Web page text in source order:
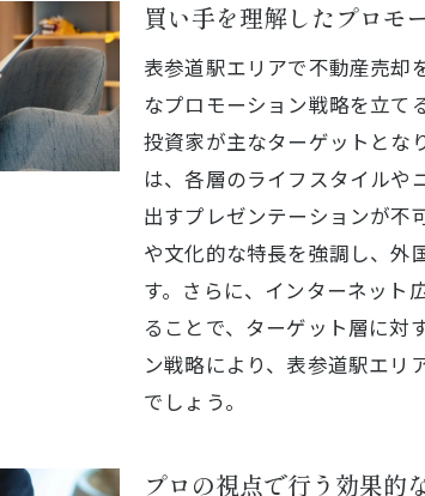
不動産業者とのパートナーシップを活用
査定を通じた物件の価値向上方法
表参道特有のセールスポイントを活かす
将来の買い手を意識した査定プランニング
駅周辺の不動産市場を理解し売却を成功
最新の市場データをもとにした査定手法
地域の発展計画を加味した査定ポイント
競合物件の動向を分析する方法
査定における差別化戦略の立案
周辺環境の魅力を強調する査定
買い手を理解したプロモ
表参道駅エリアで不動産売却
なプロモーション戦略を立て
投資家が主なターゲットとな
は、各層のライフスタイルや
出すプレゼンテーションが不
や文化的な特長を強調し、外
す。さらに、インターネット
ることで、ターゲット層に対
ン戦略により、表参道駅エリ
でしょう。
プロの視点で行う効果的